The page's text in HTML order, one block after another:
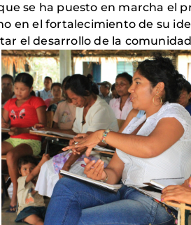
se ha puesto en marcha el
en el fortalecimiento de su
el desarrollo de la